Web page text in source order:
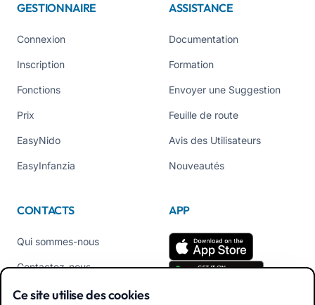
GESTIONNAIRE
Connexion
Inscription
Fonctions
Prix
EasyNido
EasyInfanzia
ASSISTANCE
Documentation
Formation
Envoyer une Suggestion
Feuille de route
Avis des Utilisateurs
Nouveautés
CONTACTS
Qui sommes-nous
Contactez-nous
Tél +39 02 84152514
APP
Ce site utilise des cookies